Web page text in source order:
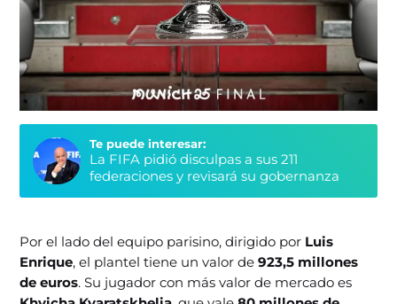
Te puede interesar:
La FIFA pidió disculpas a sus 211
federaciones y revisará su gobernanza
Por el lado del equipo parisino, dirigido por Luis
Enrique, el plantel tiene un valor de923,5 millones
de euros. Su jugador con más valor de mercado es